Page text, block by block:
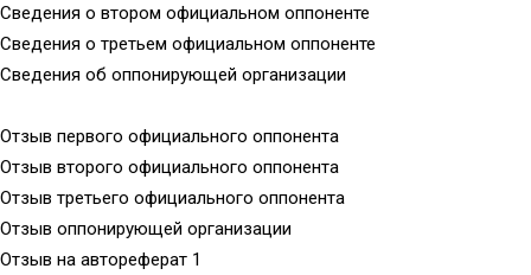
Сведения о втором официальном оппоненте
Сведения о третьем официальном оппоненте
Сведения об оппонирующей организации
Отзыв первого официального оппонента
Отзыв второго официального оппонента
Отзыв третьего официального оппонента
Отзыв оппонирующей организации
Отзыв на автореферат 1